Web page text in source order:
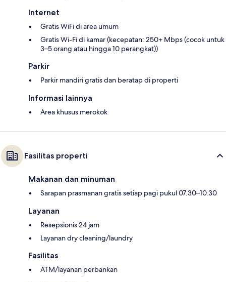
Internet
Gratis WiFi di area umum
Gratis Wi-Fi di kamar (kecepatan: 250+ Mbps (cocok untuk
3–5 orang atau hingga 10 perangkat))
Parkir
Parkir mandiri gratis dan beratap di properti
Informasi lainnya
Area khusus merokok
Fasilitas properti
Makanan dan minuman
Sarapan prasmanan gratis setiap pagi pukul 07.30–10.30
Layanan
Resepsionis 24 jam
Layanan dry cleaning/laundry
Fasilitas
ATM/layanan perbankan